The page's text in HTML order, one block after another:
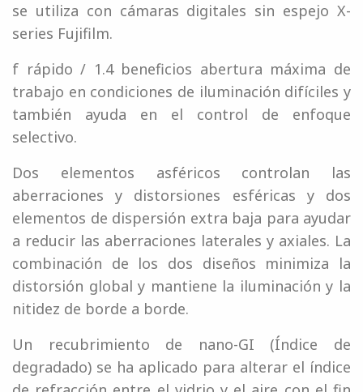
se utiliza con cámaras digitales sin espejo X-
series Fujifilm.
f rápido / 1.4 beneficios abertura máxima de
trabajo en condiciones de iluminación difíciles y
también ayuda en el control de enfoque
selectivo.
Dos elementos asféricos controlan las
aberraciones y distorsiones esféricas y dos
elementos de dispersión extra baja para ayudar
a reducir las aberraciones laterales y axiales. La
combinación de los dos diseños minimiza la
distorsión global y mantiene la iluminación y la
nitidez de borde a borde.
Un recubrimiento de nano-GI (Índice de
degradado) se ha aplicado para alterar el índice